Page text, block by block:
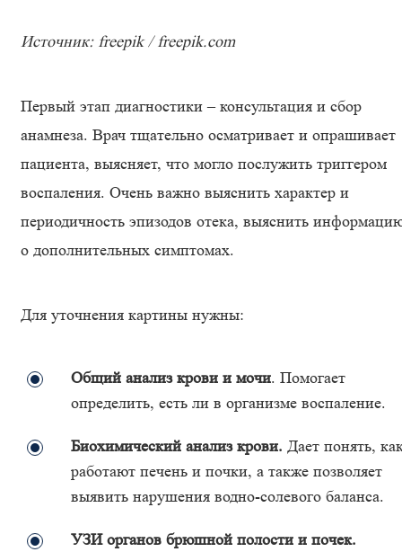
Источник: freepik / freepik.com
Первый этап диагностики – консультация и сбор
анамнеза. Врач тщательно осматривает и опрашивает
пациента, выясняет, что могло послужить триггером
воспаления. Очень важно выяснить характер и
периодичность эпизодов отека, выяснить
о дополнительных симптомах.
Для уточнения картины нужны:
Общий анализ крови и мочи. Помогает
определить, есть ли в организме воспаление.
Биохимический анализ крови. Дает понять,
работают печень и почки, а также позволяет
выявить нарушения водно-солевого баланса.
УЗИ органов брюшной полости и почек.